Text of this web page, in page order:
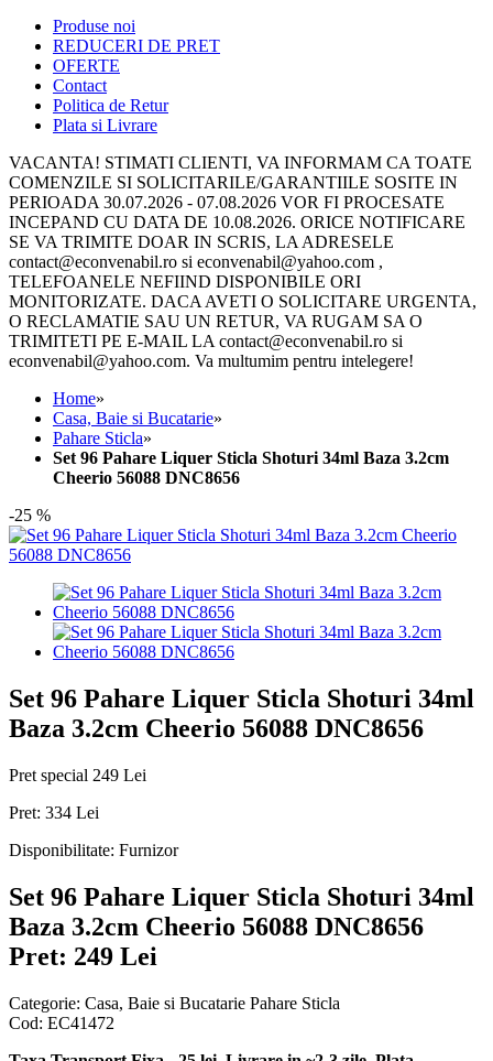
Produse noi
REDUCERI DE PRET
OFERTE
Contact
Politica de Retur
Plata si Livrare
VACANTA! STIMATI CLIENTI, VA INFORMAM CA TOATE
COMENZILE SI SOLICITARILE/GARANTIILE SOSITE IN
PERIOADA 30.07.2026 - 07.08.2026 VOR FI PROCESATE
INCEPAND CU DATA DE 10.08.2026. ORICE NOTIFICARE
SE VA TRIMITE DOAR IN SCRIS, LA ADRESELE
contact@econvenabil.ro si econvenabil@yahoo.com ,
TELEFOANELE NEFIIND DISPONIBILE ORI
MONITORIZATE. DACA AVETI O SOLICITARE URGENTA,
O RECLAMATIE SAU UN RETUR, VA RUGAM SA O
TRIMITETI PE E-MAIL LA contact@econvenabil.ro si
econvenabil@yahoo.com. Va multumim pentru intelegere!
Home»
Casa, Baie si Bucatarie»
Pahare Sticla»
Set 96 Pahare Liquer Sticla Shoturi 34ml Baza 3.2cm
Cheerio 56088 DNC8656
-25 %
Set 96 Pahare Liquer Sticla Shoturi 34ml
Baza 3.2cm Cheerio 56088 DNC8656
Pret special 249 Lei
Pret: 334 Lei
Disponibilitate: Furnizor
Set 96 Pahare Liquer Sticla Shoturi 34ml
Baza 3.2cm Cheerio 56088 DNC8656
Pret: 249 Lei
Categorie: Casa, Baie si Bucatarie Pahare Sticla
Cod: EC41472